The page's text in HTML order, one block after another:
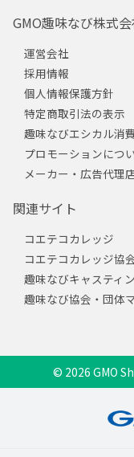
GMO趣味なび株式
運営会社
採用情報
個人情報保護方針
特定商取引法の表示
趣味なびエシカル消
プロモーションにつ
メーカー・広告代理
関連サイト
コエテコカレッジ
コエテコカレッジ協
趣味なびキャスティ
趣味なび協会・団体
© 2026 GMO